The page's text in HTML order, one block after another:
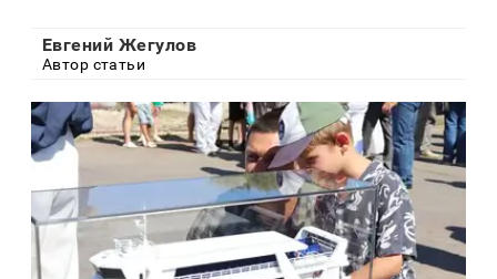
Евгений Жегулов
Автор статьи